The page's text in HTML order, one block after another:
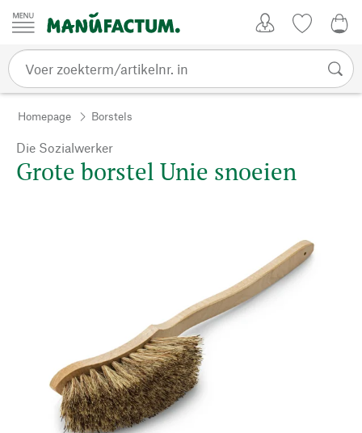
Passer au contenu
Homepage Borstels
Die Sozialwerker
Grote borstel Unie snoeien